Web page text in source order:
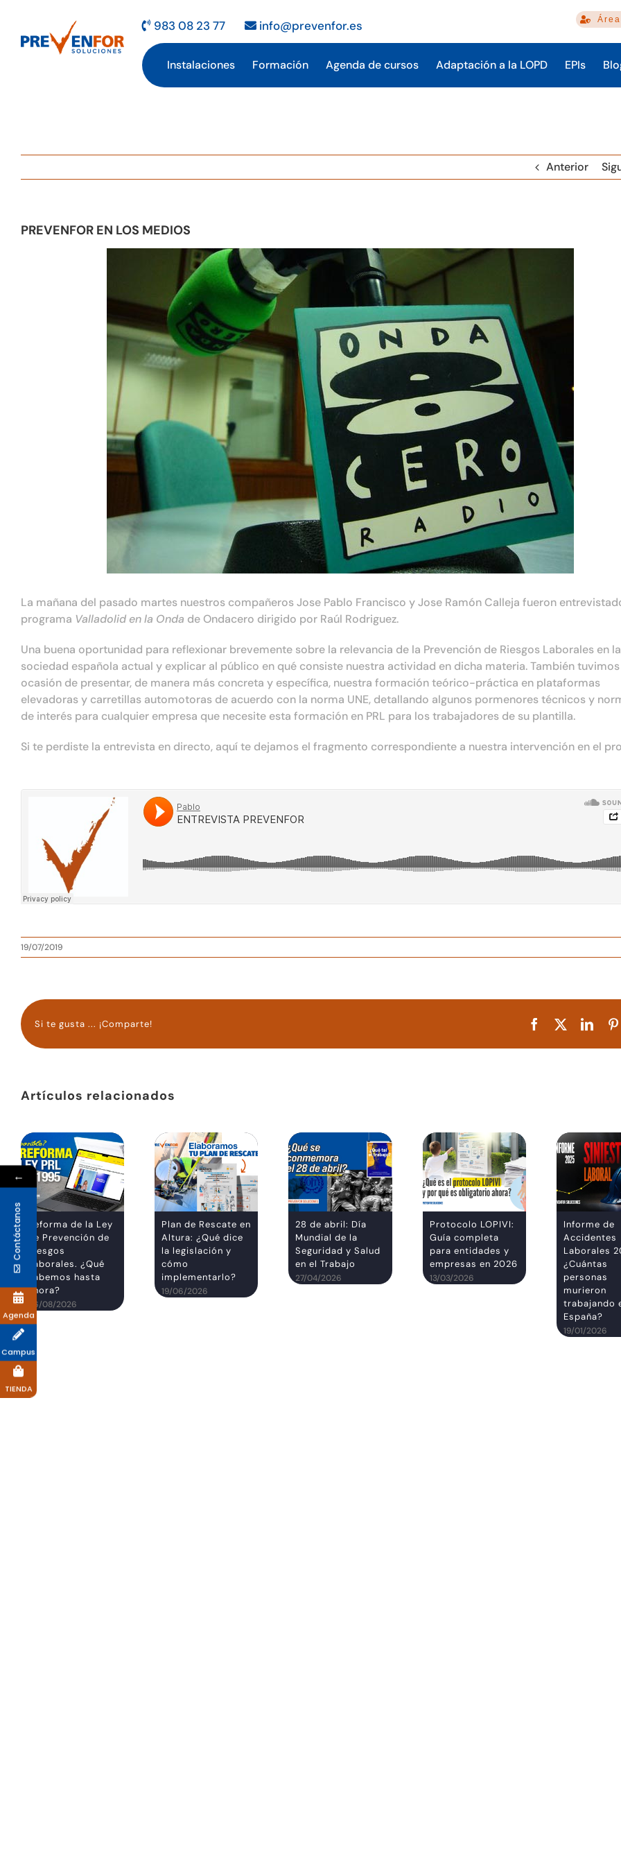
contenido
983 08 23 77 info@prevenfor.es
Instalaciones Formación Agenda de cursos Adaptación a la LOPD EPIs
Anterior
PREVENFOR EN LOS MEDIOS
La mañana del pasado martes nuestros compañeros Jose Pablo Francisco y Jose Ramón Calleja fueron
programa Valladolid en la Onda de Ondacero dirigido por Raúl Rodriguez.
Una buena oportunidad para reflexionar brevemente sobre la relevancia de la Prevención de Riesgos Laborales en la
sociedad española actual y explicar al público en qué consiste nuestra actividad en dicha materia. También tuvimos
ocasión de presentar, de manera más concreta y específica, nuestra formación teórico-práctica en plataformas
elevadoras y carretillas automotoras de acuerdo con la norma UNE, detallando algunos pormenores técnicos y
de interés para cualquier empresa que necesite esta formación en PRL para los trabajadores de su plantilla.
Si te perdiste la entrevista en directo, aquí te dejamos el fragmento correspondiente a nuestra intervención en el
19/07/2019
Si te gusta ... ¡Comparte! Facebook
X
Artículos relacionados
Reforma de la Ley
de Prevención de
Riesgos
Laborales. ¿Qué
sabemos hasta
ahora?
06/08/2026
Plan de Rescate en
Altura: ¿Qué dice
la legislación y
cómo
implementarlo?
19/06/2026
28 de abril: Día
Mundial de la
Seguridad y Salud
en el Trabajo
27/04/2026
Protocolo LOPIVI:
Guía completa
para entidades y
empresas en 2026
13/03/2026
Informe de
Accidentes
Laborales
¿Cuántas
personas
murieron
trabajando
España?
19/01/2026
←
Contáctanos
Agenda
Campus
TIENDA